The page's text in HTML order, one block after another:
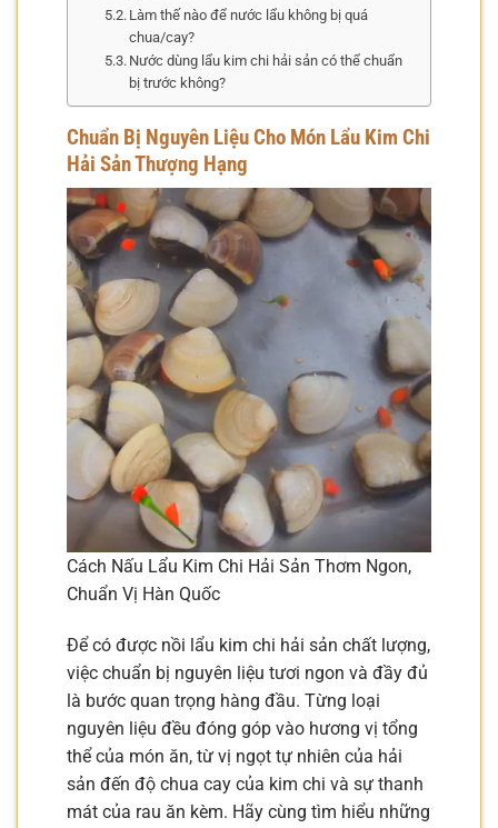
Làm thế nào để nước lẩu không bị quá
chua/cay?
Nước dùng lẩu kim chi hải sản có thể chuẩn
bị trước không?
Chuẩn Bị Nguyên Liệu Cho Món Lẩu Kim Chi
Hải Sản Thượng Hạng
Cách Nấu Lẩu Kim Chi Hải Sản Thơm Ngon,
Chuẩn Vị Hàn Quốc
Để có được nồi lẩu kim chi hải sản chất lượng,
việc chuẩn bị nguyên liệu tươi ngon và đầy đủ
là bước quan trọng hàng đầu. Từng loại
nguyên liệu đều đóng góp vào hương vị tổng
thể của món ăn, từ vị ngọt tự nhiên của hải
sản đến độ chua cay của kim chi và sự thanh
mát của rau ăn kèm. Hãy cùng tìm hiểu những